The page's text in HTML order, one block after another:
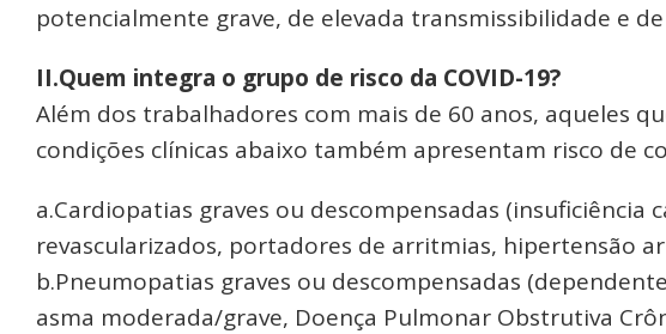
potencialmente grave, de elevada transmissibilidade e
II.Quem integra o grupo de risco da COVID-19?
Além dos trabalhadores com mais de 60 anos, aqueles
condições clínicas abaixo também apresentam risco de
a.Cardiopatias graves ou descompensadas (insuficiência
revascularizados, portadores de arritmias, hipertensão
b.Pneumopatias graves ou descompensadas
asma moderada/grave, Doença Pulmonar Obstrutiva